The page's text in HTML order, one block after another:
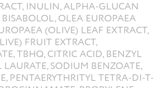
INULIN, ALPHA-GLUCAN
OLEA EUROPAEA
(OLIVE) LEAF EXTRACT,
FRUIT EXTRACT,
TBHQ, CITRIC ACID, BENZYL
LAURATE, SODIUM BENZOATE,
PENTAERYTHRITYL TETRA-DI-T-